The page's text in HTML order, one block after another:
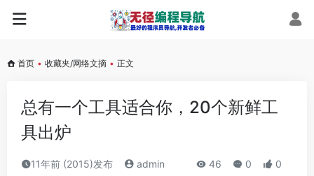
首页 • 收藏夹/网络文摘 • 正文
总有一个工具适合你，20个新鲜工
具出炉
11年前 (2015)发布 admin 46 0 0